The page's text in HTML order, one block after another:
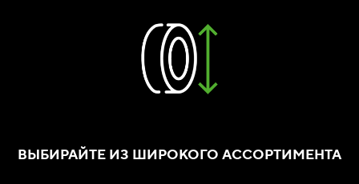
ВЫБИРАЙТЕ ИЗ ШИРОКОГО АССОРТИМЕНТА